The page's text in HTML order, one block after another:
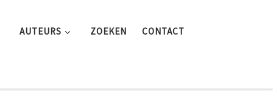
AUTEURS ZOEKEN CONTACT